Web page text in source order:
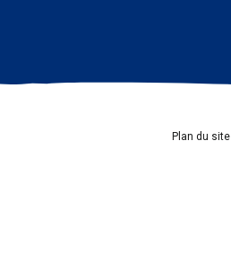
Plan du site